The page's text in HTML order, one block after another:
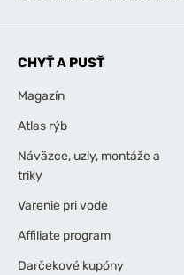
CHYŤ A PUSŤ
Magazín
Atlas rýb
Náväzce, uzly, montáže a
triky
Varenie pri vode
Affiliate program
Darčekové kupóny